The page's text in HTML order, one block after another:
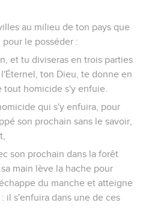
au milieu de ton pays que
le posséder :
et tu diviseras en trois parties
ton Dieu, te donne en
tout homicide s'y enfuie.
qui s'y enfuira, pour
son prochain sans le savoir,
son prochain dans la forêt
main lève la hache pour
du manche et atteigne
il s'enfuira dans une de ces